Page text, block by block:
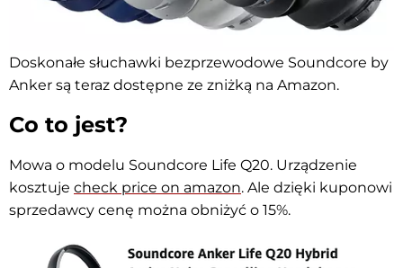
Doskonałe słuchawki bezprzewodowe Soundcore by
Anker są teraz dostępne ze zniżką na Amazon.
Co to jest?
Mowa o modelu Soundcore Life Q20. Urządzenie
kosztuje check price on amazon. Ale dzięki kuponowi
sprzedawcy cenę można obniżyć o 15%.